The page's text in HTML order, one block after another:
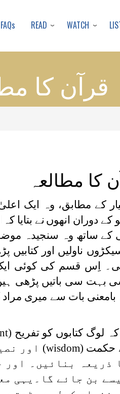
to
content
FAQs READ WATCH
قرآن کا
کا مطالعہ
کے مطابق، وہ ایک اعلیٰ
کے دوران انھوں نے بتایا
کے ساتھ وہ سنجیدہ
ناولیں اور
اِس قسم کی کوئی
بہت سی باتیں پڑھی
بامعنی بات سے میری
لوگ کتابوں کو تفریح (
حکمت (wisdom) اور
ذریعہ بنائیں۔
بن جائے گا۔یہی